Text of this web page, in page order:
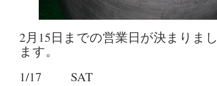
2月15日までの営業日が決まりま
ます。
1/17 SAT